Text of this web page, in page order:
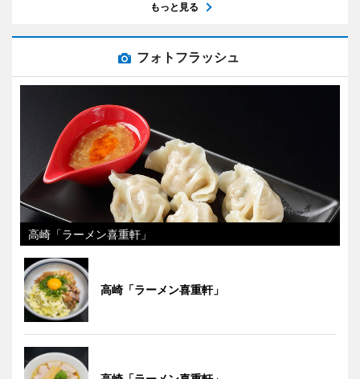
もっと見る
フォトフラッシュ
高崎「ラーメン喜重軒」
高崎「ラーメン喜重軒」